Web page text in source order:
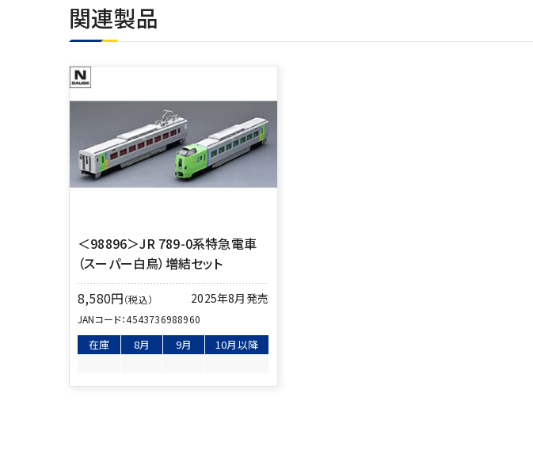
関連製品
＜98896＞JR 789-0系特急電車
（スーパー白鳥）増結セット
8,580円（税込） 2025年8月発売
JANコード：4543736988960
在庫 8月 9月 10月以降